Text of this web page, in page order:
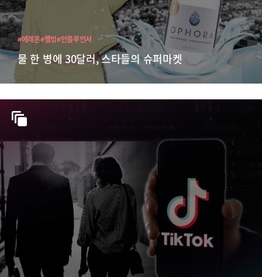
물 한 병에 30달러, 스타들의 슈퍼마켓
#에레혼#웰빙#인플루언서